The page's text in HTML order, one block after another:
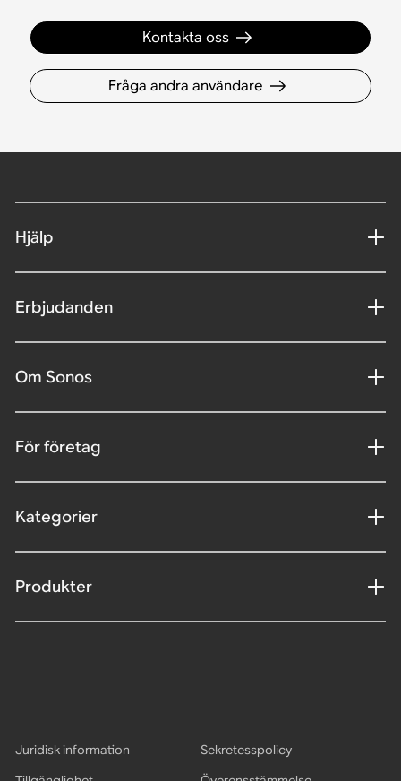
Kontakta oss
Fråga andra användare
Hjälp
Erbjudanden
Om Sonos
För företag
Kategorier
Produkter
Juridisk information
Sekretesspolicy